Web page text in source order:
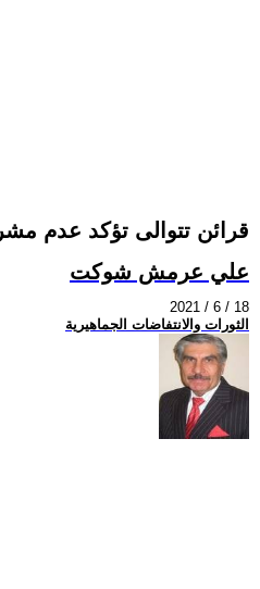
قرائن تتوالى تؤكد عدم
علي عرمش شوكت
2021 / 6 / 18
الثورات والانتفاضات الجماهيرية